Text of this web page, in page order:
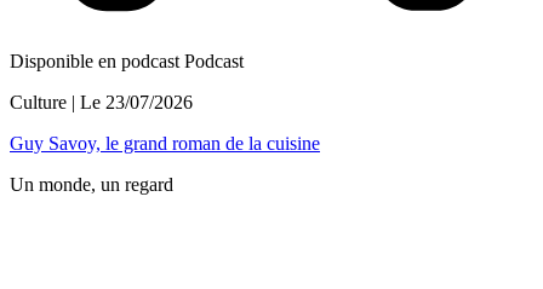
Disponible en podcast Podcast
Culture | Le 23/07/2026
Guy Savoy, le grand roman de la cuisine
Un monde, un regard